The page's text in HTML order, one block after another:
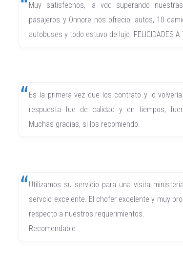
Muy satisfechos, la vdd superando
pasajeros y Onnore nos ofrecio, autos, 10
autobuses y todo estuvo de lujo. FELICIDADES A
Es la primera vez que los contrato y lo
respuesta fue de calidad y en tiempos,
Muchas gracias, si los recomiendo.
Utilizamos su servicio para una visita
servcio excelente. El chofer excelente y muy
respecto a nuestros requerimientos.
Recomendable